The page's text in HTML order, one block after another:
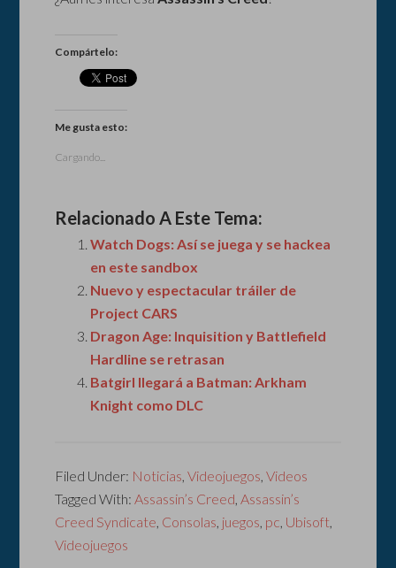
Compártelo:
Me gusta esto:
Cargando...
Relacionado A Este Tema:
Watch Dogs: Así se juega y se hackea
en este sandbox
Nuevo y espectacular tráiler de
Project CARS
Dragon Age: Inquisition y Battlefield
Hardline se retrasan
Batgirl llegará a Batman: Arkham
Knight como DLC
Filed Under: Noticias ,Videojuegos ,Videos
Tagged With: Assassin’s Creed Assassin’s
Creed Syndicate Consolas juegos pc Ubisoft
Videojuegos